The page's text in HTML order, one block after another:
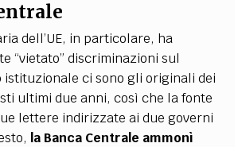
dell’UE, in particolare, ha
“vietato” discriminazioni sul
ci sono gli originali dei
ultimi due anni, così che la fonte
lettere indirizzate ai due governi
la Banca Centrale ammonì